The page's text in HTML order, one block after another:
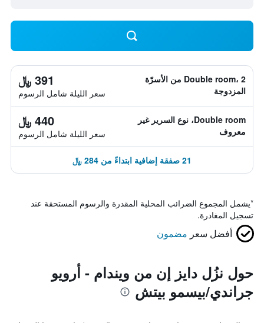
Double room، 2 من الأسرّة
المزدوجة
391 ﷼
سعر الليلة شامل الرسوم
Double room، نوع السرير غير
معروف
440 ﷼
سعر الليلة شامل الرسوم
21 صفقة إضافية ابتداءً من 284 ﷼
*يشمل المجموع الضرائب المحلية المقدرة والرسوم المستحقة عند
تسجيل المغادرة.
أفضل سعر مضمون
حول نزُل دايز إن من ويندام - أرويو
جراندي/بيسمو بيتش